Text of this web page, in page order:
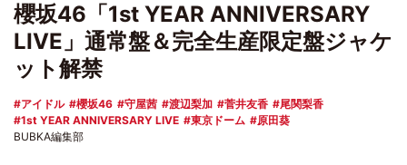
櫻坂46「1st YEAR ANNIVERSARY
LIVE」通常盤＆完全生産限定盤ジャケ
ット解禁
アイドル 櫻坂46 守屋茜 渡辺梨加 菅井友香
尾関梨香
1st YEAR ANNIVERSARY LIVE
東京ドーム
原田葵
BUBKA編集部